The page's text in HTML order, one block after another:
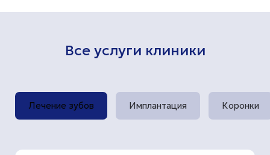
Все услуги клиники
Лечение зубов Имплантация Коронки